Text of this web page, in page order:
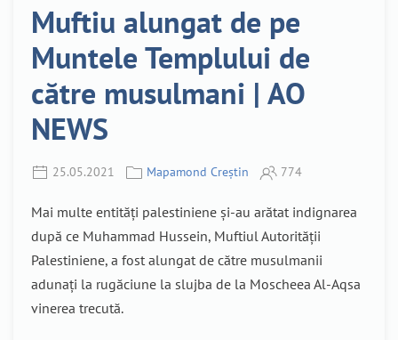
Muftiu alungat de pe
Muntele Templului de
către musulmani | AO
NEWS
25.05.2021 Mapamond Creștin 774
Mai multe entități palestiniene și-au arătat indignarea
după ce Muhammad Hussein, Muftiul Autorității
Palestiniene, a fost alungat de către musulmanii
adunați la rugăciune la slujba de la Moscheea Al-Aqsa
vinerea trecută.